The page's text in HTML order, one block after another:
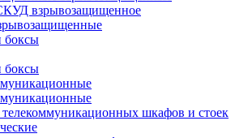
взрывозащищенное
телекоммуникационных шкафов и стоек